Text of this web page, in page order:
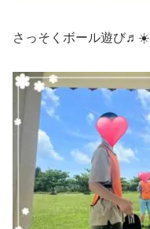
さっそくボール遊び♬☀️